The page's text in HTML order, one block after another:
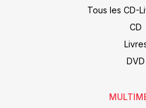
Tous les CD-
CD
DVD